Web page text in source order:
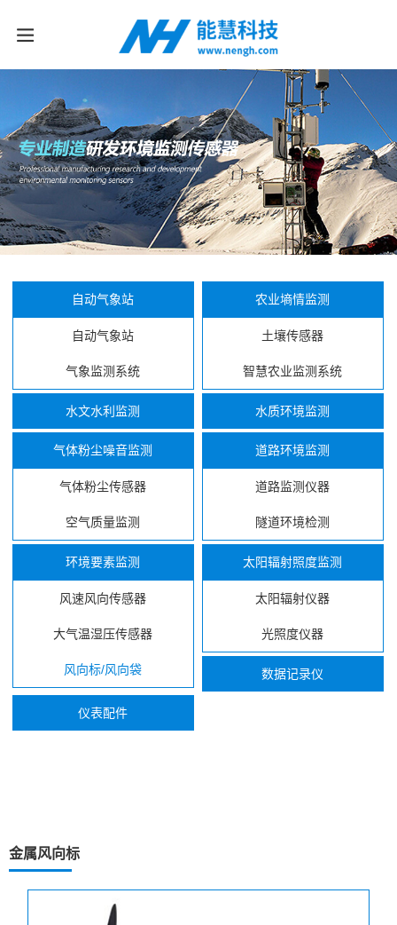
自动气象站
自动气象站
气象监测系统
农业墒情监测
土壤传感器
智慧农业监测系统
水文水利监测 水质环境监测
气体粉尘噪音监测
气体粉尘传感器
空气质量监测
道路环境监测
道路监测仪器
隧道环境检测
环境要素监测
风速风向传感器
大气温湿压传感器
风向标/风向袋
太阳辐射照度监测
太阳辐射仪器
光照度仪器
数据记录仪
仪表配件
金属风向标